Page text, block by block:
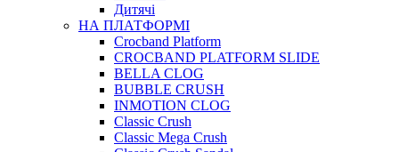
Дитячі
НА ПЛАТФОРМІ
Crocband Platform
CROCBAND PLATFORM SLIDE
BELLA CLOG
BUBBLE CRUSH
INMOTION CLOG
Classic Crush
Classic Mega Crush